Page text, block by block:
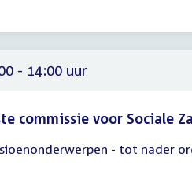
- 14:00 uur
commissie voor Sociale
- tot nader